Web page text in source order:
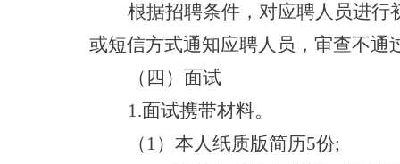
根据招聘条件，对应聘人员进
或短信方式通知应聘人员，审查不
（四）面试
1.面试携带材料。
（ 1）本人纸质版简历5份;